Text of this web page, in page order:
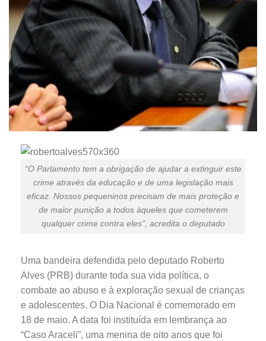
“O Parlamento tem a obrigação de ajudar a extinguir este
crime através da educação e de uma legislação mais
eficaz. Nossos pequeninos precisam de mais proteção e
de maior punição a todos àqueles que cometerem
qualquer crime contra eles”, acredita o deputado
Uma bandeira defendida pelo deputado Roberto
Alves (PRB) durante toda sua vida política, o
combate ao abuso e à exploração sexual de crianças
e adolescentes. O Dia Nacional é comemorado em
18 de maio. A data foi instituída em lembrança ao
“Caso Araceli”, uma menina de oito anos que foi